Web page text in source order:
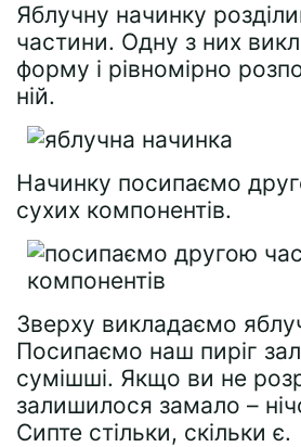
Яблучну начинку
частини. Одну з них
форму і рівномірно
ній.
Начинку посипаємо
сухих компонентів.
Зверху викладаємо
Посипаємо наш пиріг
сумішші. Якщо ви не
залишилося замало –
Сипте стільки, скільки є.